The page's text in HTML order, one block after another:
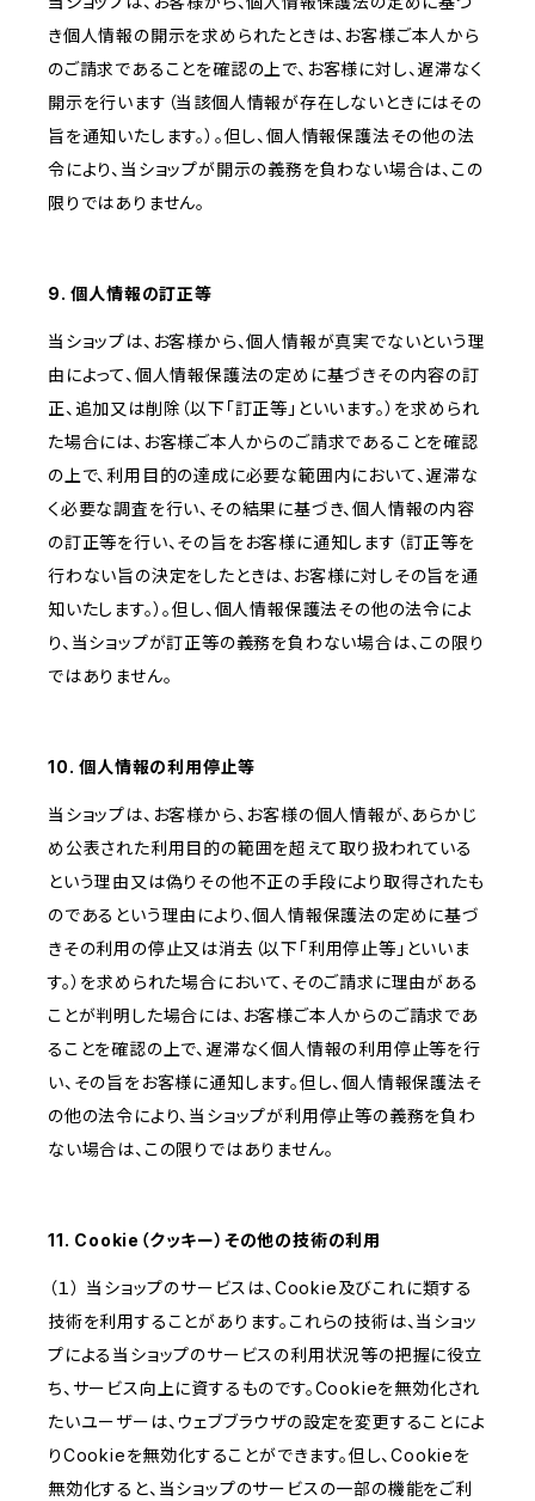
き個人情報の開示を求められたときは、お客様ご本人から
のご請求であることを確認の上で、お客様に対し、遅滞なく
開示を行います（当該個人情報が存在しないときにはその
旨を通知いたします。）。但し、個人情報保護法その他の法
令により、当ショップが開示の義務を負わない場合は、この
限りではありません。
9. 個人情報の訂正等
当ショップは、お客様から、個人情報が真実でないという理
由によって、個人情報保護法の定めに基づきその内容の訂
正、追加又は削除（以下「訂正等」といいます。）を求められ
た場合には、お客様ご本人からのご請求であることを確認
の上で、利用目的の達成に必要な範囲内において、遅滞な
く必要な調査を行い、その結果に基づき、個人情報の内容
の訂正等を行い、その旨をお客様に通知します（訂正等を
行わない旨の決定をしたときは、お客様に対しその旨を通
知いたします。）。但し、個人情報保護法その他の法令によ
り、当ショップが訂正等の義務を負わない場合は、この限り
ではありません。
10. 個人情報の利用停止等
当ショップは、お客様から、お客様の個人情報が、あらかじ
め公表された利用目的の範囲を超えて取り扱われている
という理由又は偽りその他不正の手段により取得されたも
のであるという理由により、個人情報保護法の定めに基づ
きその利用の停止又は消去（以下「利用停止等」といいま
す。）を求められた場合において、そのご請求に理由がある
ことが判明した場合には、お客様ご本人からのご請求であ
ることを確認の上で、遅滞なく個人情報の利用停止等を行
い、その旨をお客様に通知します。但し、個人情報保護法そ
の他の法令により、当ショップが利用停止等の義務を負わ
ない場合は、この限りではありません。
11. Cookie（クッキー）その他の技術の利用
（１） 当ショップのサービスは、Cookie及びこれに類する
技術を利用することがあります。これらの技術は、当ショッ
プによる当ショップのサービスの利用状況等の把握に役立
ち、サービス向上に資するものです。Cookieを無効化され
たいユーザーは、ウェブブラウザの設定を変更することによ
りCookieを無効化することができます。但し、Cookieを
無効化すると、当ショップのサービスの一部の機能をご利